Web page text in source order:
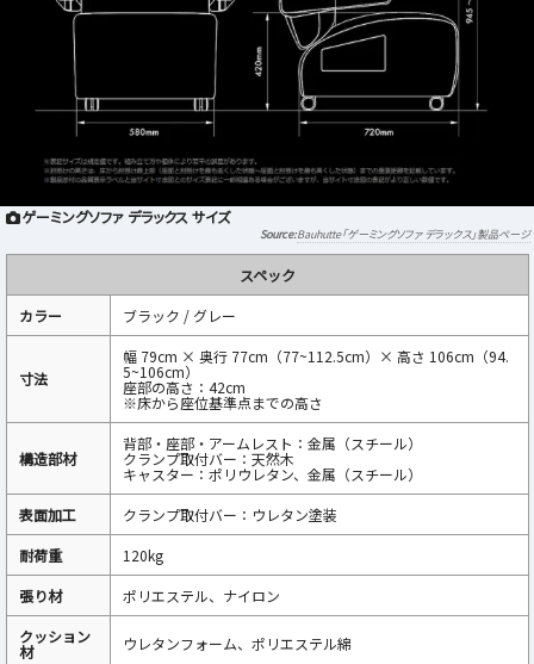
ゲーミングソファ デラックス サイズ
Bauhutte「ゲーミングソファ デラックス」製品ページ
スペック
カラー
ブラック / グレー
寸法
幅 79cm × 奥行 77cm（77~112.5cm）× 高さ 106cm（94.
5~106cm）
座部の高さ：42cm
※床から座位基準点までの高さ
構造部材
背部・座部・アームレスト：金属（スチール）
クランプ取付バー：天然木
キャスター：ポリウレタン、金属（スチール）
表面加工
クランプ取付バー：ウレタン塗装
耐荷重
120kg
張り材
ポリエステル、ナイロン
クッション
材 ウレタンフォーム、ポリエステル綿